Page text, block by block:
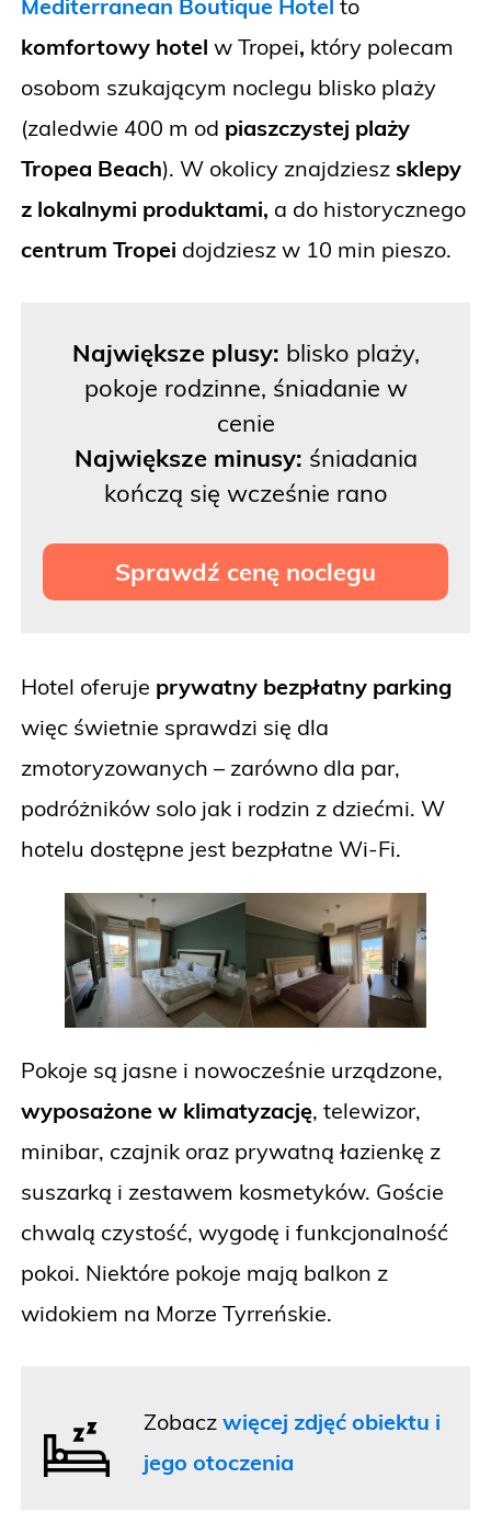
Mediterranean Boutique Hotel to
komfortowy hotel w Tropei, który polecam
osobom szukającym noclegu blisko plaży
(zaledwie 400 m od piaszczystej plaży
Tropea Beach). W okolicy znajdziesz sklepy
z lokalnymi produktami, a do historycznego
centrum Tropei dojdziesz w 10 min pieszo.
Największe plusy: blisko plaży,
pokoje rodzinne, śniadanie w
cenie
Największe minusy: śniadania
kończą się wcześnie rano
Sprawdź cenę noclegu
Hotel oferuje prywatny bezpłatny parking
więc świetnie sprawdzi się dla
zmotoryzowanych – zarówno dla par,
podróżników solo jak i rodzin z dziećmi. W
hotelu dostępne jest bezpłatne Wi-Fi.
Pokoje są jasne i nowocześnie urządzone,
wyposażone w klimatyzację, telewizor,
minibar, czajnik oraz prywatną łazienkę z
suszarką i zestawem kosmetyków. Goście
chwalą czystość, wygodę i funkcjonalność
pokoi. Niektóre pokoje mają balkon z
widokiem na Morze Tyrreńskie.
Zobaczwięcej zdjęć obiektu i
jego otoczenia